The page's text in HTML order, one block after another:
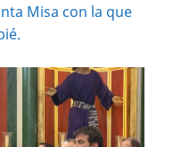
Misa con la que